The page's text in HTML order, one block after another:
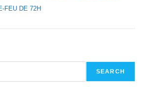
FEU DE 72H
SEARCH